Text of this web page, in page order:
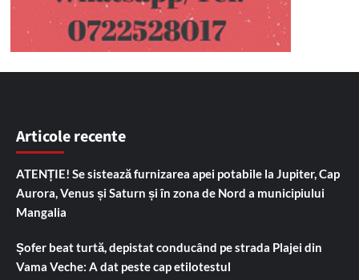
Articole recente
ATENȚIE! Se sistează furnizarea apei potabile la Jupiter, Cap
Aurora, Venus și Saturn și în zona de Nord a municipiului
Mangalia
Șofer beat turtă, depistat conducând pe strada Plajei din
Vama Veche: A dat peste cap etilotestul